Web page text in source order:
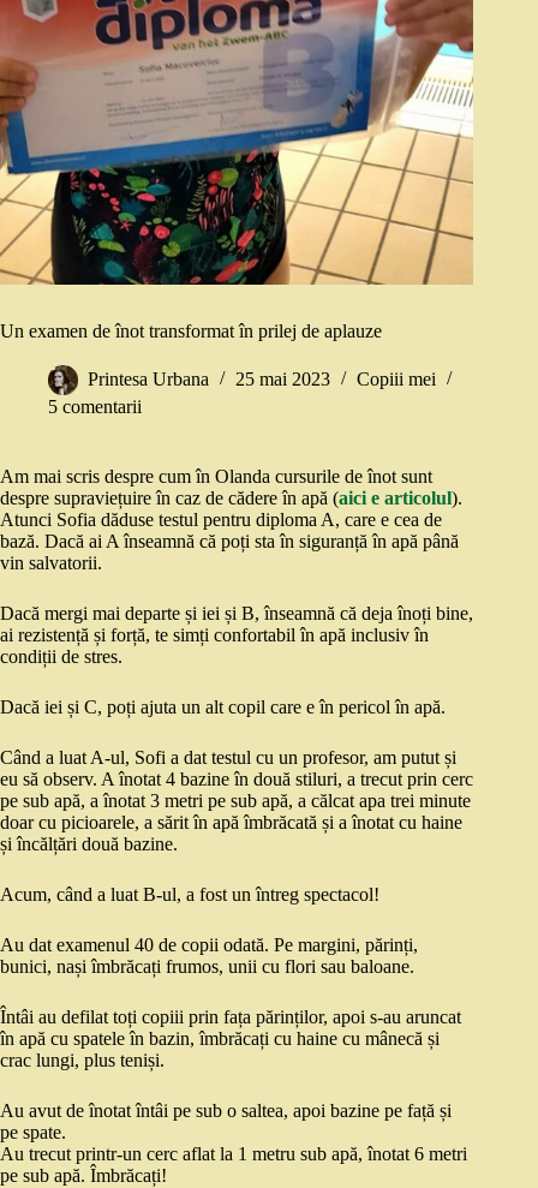
Un examen de înot transformat în prilej de aplauze
Printesa Urbana 25 mai 2023
Copiii mei
5 comentarii
Am mai scris despre cum în Olanda cursurile de înot sunt
despre supraviețuire în caz de cădere în apă (aici e articolul).
Atunci Sofia dăduse testul pentru diploma A, care e cea de
bază. Dacă ai A înseamnă că poți sta în siguranță în apă până
vin salvatorii.
Dacă mergi mai departe și iei și B, înseamnă că deja înoți bine,
ai rezistență și forță, te simți confortabil în apă inclusiv în
condiții de stres.
Dacă iei și C, poți ajuta un alt copil care e în pericol în apă.
Când a luat A-ul, Sofi a dat testul cu un profesor, am putut și
eu să observ. A înotat 4 bazine în două stiluri, a trecut prin cerc
pe sub apă, a înotat 3 metri pe sub apă, a călcat apa trei minute
doar cu picioarele, a sărit în apă îmbrăcată și a înotat cu haine
și încălțări două bazine.
Acum, când a luat B-ul, a fost un întreg spectacol!
Au dat examenul 40 de copii odată. Pe margini, părinți,
bunici, nași îmbrăcați frumos, unii cu flori sau baloane.
Întâi au defilat toți copiii prin fața părinților, apoi s-au aruncat
în apă cu spatele în bazin, îmbrăcați cu haine cu mânecă și
crac lungi, plus teniși.
Au avut de înotat întâi pe sub o saltea, apoi bazine pe față și
pe spate.
Au trecut printr-un cerc aflat la 1 metru sub apă, înotat 6 metri
pe sub apă. Îmbrăcați!